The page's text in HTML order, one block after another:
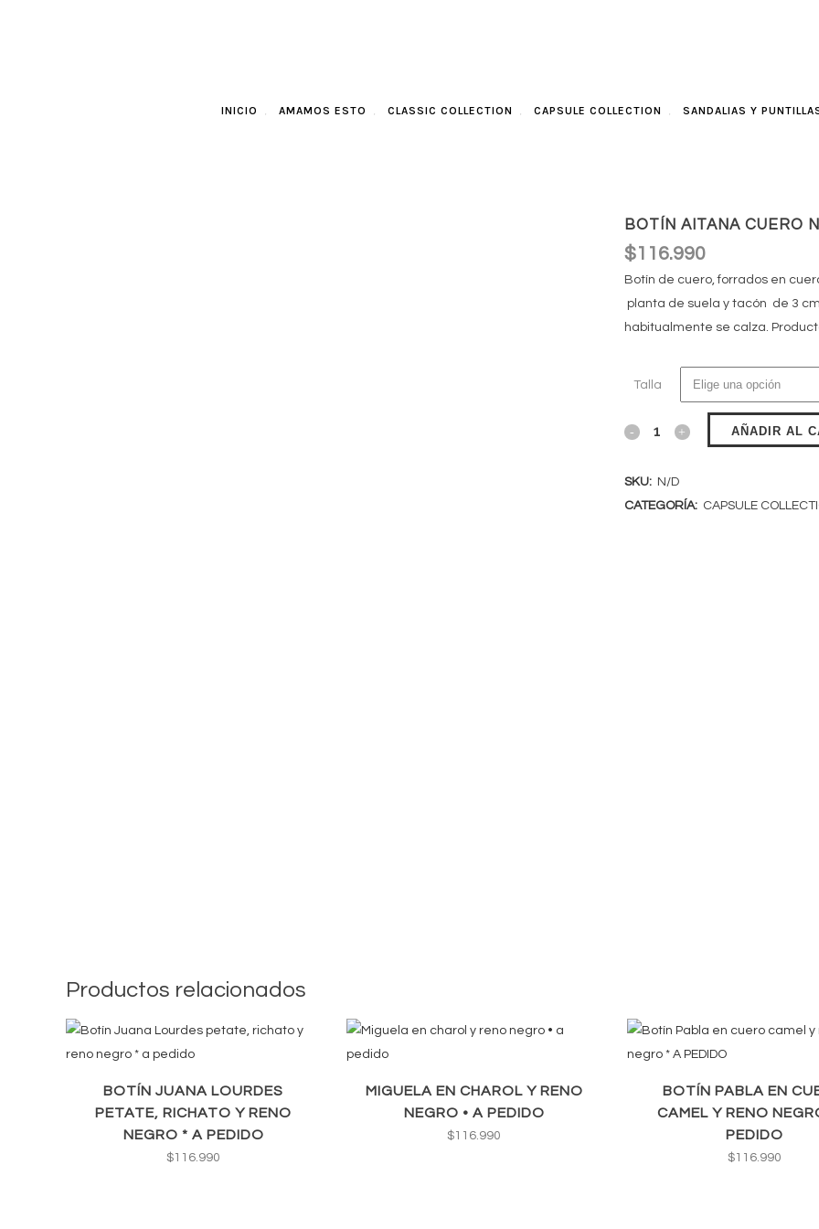
INICIO AMAMOS ESTO CLASSIC COLLECTION CAPSULE COLLECTION SANDALIAS Y
BOTÍN AITANA CUERO
$116.990
Botín de cuero, forrados en
planta de suela y tacón de 3
habitualmente se calza.
Talla
AÑADIR AL
SKU: N/D
CATEGORÍA: CAPSULE
Productos relacionados
BOTÍN JUANA LOURDES
PETATE, RICHATO Y RENO
NEGRO * A PEDIDO
$116.990
MIGUELA EN CHAROL Y RENO
NEGRO • A PEDIDO
$116.990
BOTÍN PABLA EN
CAMEL Y RENO
PEDIDO
$116.990